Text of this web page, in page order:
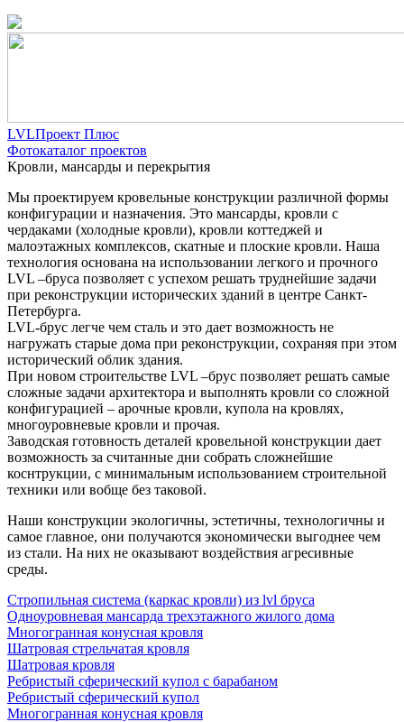
LVLПроект Плюс
Фотокаталог проектов
Кровли, мансарды и перекрытия
Мы проектируем кровельные конструкции различной формы
конфигурации и назначения. Это мансарды, кровли с
чердаками (холодные кровли), кровли коттеджей и
малоэтажных комплексов, скатные и плоские кровли. Наша
технология основана на использовании легкого и прочного
LVL –бруса позволяет с успехом решать труднейшие задачи
при реконструкции исторических зданий в центре Санкт-
Петербурга.
LVL-брус легче чем сталь и это дает возможность не
нагружать старые дома при реконструкции, сохраняя при этом
исторический облик здания.
При новом строительстве LVL –брус позволяет решать самые
сложные задачи архитектора и выполнять кровли со сложной
конфигурацией – арочные кровли, купола на кровлях,
многоуровневые кровли и прочая.
Заводская готовность деталей кровельной конструкции дает
возможность за считанные дни собрать сложнейшие
коснтрукции, с минимальным использованием строительной
техники или вобще без таковой.
Наши конструкции экологичны, эстетичны, технологичны и
самое главное, они получаются экономически выгоднее чем
из стали. На них не оказывают воздействия агресивные
среды.
Стропильная система (каркас кровли) из lvl бруса
Одноуровневая мансарда трехэтажного жилого дома
Многогранная конусная кровля
Шатровая стрельчатая кровля
Шатровая кровля
Ребристый сферический купол с барабаном
Ребристый сферический купол
Многогранная конусная кровля